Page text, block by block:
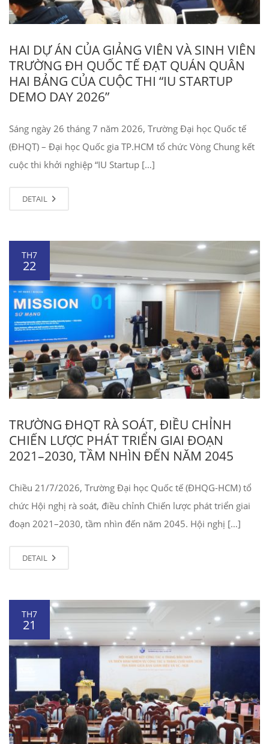
HAI DỰ ÁN CỦA GIẢNG VIÊN VÀ SINH VIÊN
TRƯỜNG ĐH QUỐC TẾ ĐẠT QUÁN QUÂN
HAI BẢNG CỦA CUỘC THI “IU STARTUP
DEMO DAY 2026”
Sáng ngày 26 tháng 7 năm 2026, Trường Đại học Quốc tế
(ĐHQT) – Đại học Quốc gia TP.HCM tổ chức Vòng Chung kết
cuộc thi khởi nghiệp “IU Startup […]
DETAIL
TH7
22
TRƯỜNG ĐHQT RÀ SOÁT, ĐIỀU CHỈNH
CHIẾN LƯỢC PHÁT TRIỂN GIAI ĐOẠN
2021–2030, TẦM NHÌN ĐẾN NĂM 2045
Chiều 21/7/2026, Trường Đại học Quốc tế (ĐHQG-HCM) tổ
chức Hội nghị rà soát, điều chỉnh Chiến lược phát triển giai
đoạn 2021–2030, tầm nhìn đến năm 2045. Hội nghị […]
DETAIL
TH7
21